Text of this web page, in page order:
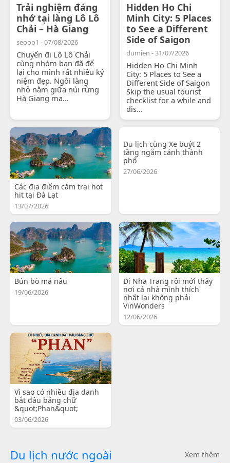
Trải nghiệm đáng
nhớ tại làng Lô Lô
Chải – Hà Giang
seooo1 - 07/08/2026
Chuyến đi Lô Lô Chải
cùng nhóm bạn đã để
lại cho mình rất nhiều kỷ
niệm đẹp. Ngôi làng
nhỏ nằm giữa núi rừng
Hà Giang ma...
Hidden Ho Chi
Minh City: 5 Places
to See a Different
Side of Saigon
dumien - 31/07/2026
Hidden Ho Chi Minh
City: 5 Places to See a
Different Side of Saigon
Skip the usual tourist
checklist for a while and
dis...
Các địa điểm cắm trại hot
hit tại Đà Lạt
13/07/2026
Du lịch cùng Xe buýt 2
tầng ngắm cảnh thành
phố
27/06/2026
Bún bò má nấu
19/06/2026
Đi Nha Trang rồi mới thấy
nơi cả nhà mình thích
nhất lại không phải
VinWonders
12/06/2026
Vì sao có nhiều địa danh
bắt đầu bằng chữ
&quot;Phan&quot;
03/06/2026
Du lịch nước ngoài Xem thêm